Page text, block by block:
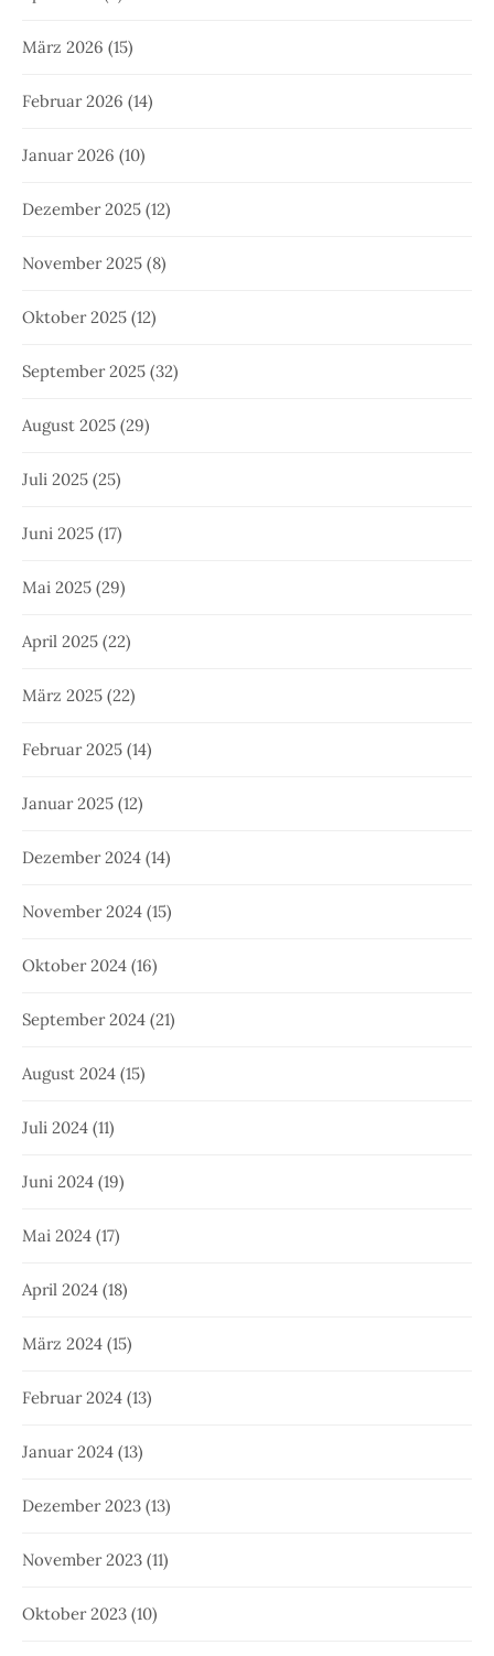
März 2026 (15)
Februar 2026 (14)
Januar 2026 (10)
Dezember 2025 (12)
November 2025 (8)
Oktober 2025 (12)
September 2025 (32)
August 2025 (29)
Juli 2025 (25)
Juni 2025 (17)
Mai 2025 (29)
April 2025 (22)
März 2025 (22)
Februar 2025 (14)
Januar 2025 (12)
Dezember 2024 (14)
November 2024 (15)
Oktober 2024 (16)
September 2024 (21)
August 2024 (15)
Juli 2024 (11)
Juni 2024 (19)
Mai 2024 (17)
April 2024 (18)
März 2024 (15)
Februar 2024 (13)
Januar 2024 (13)
Dezember 2023 (13)
November 2023 (11)
Oktober 2023 (10)